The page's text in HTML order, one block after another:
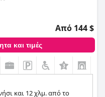
Από 144 $
και τιμές
και 12 χλμ. από το